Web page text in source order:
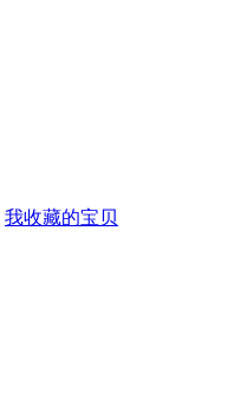
我收藏的宝贝